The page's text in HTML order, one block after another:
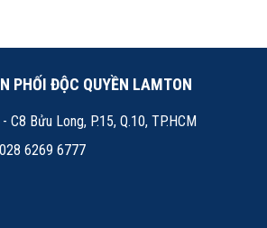
PHỐI ĐỘC QUYỀN LAMTON
C8 Bửu Long, P.15, Q.10, TP.HCM
028 6269 6777